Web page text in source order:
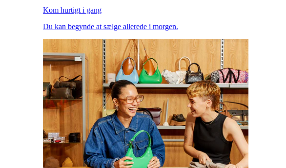
Kom hurtigt i gang
Du kan begynde at sælge allerede i morgen.